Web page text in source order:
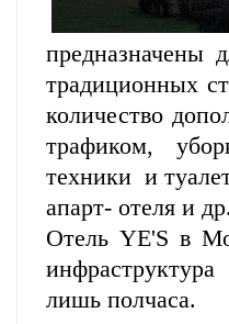
предназначены
традиционных
количество
трафиком,
техники и
апарт- отеля и
Отель YE'S в
лишь полчаса.